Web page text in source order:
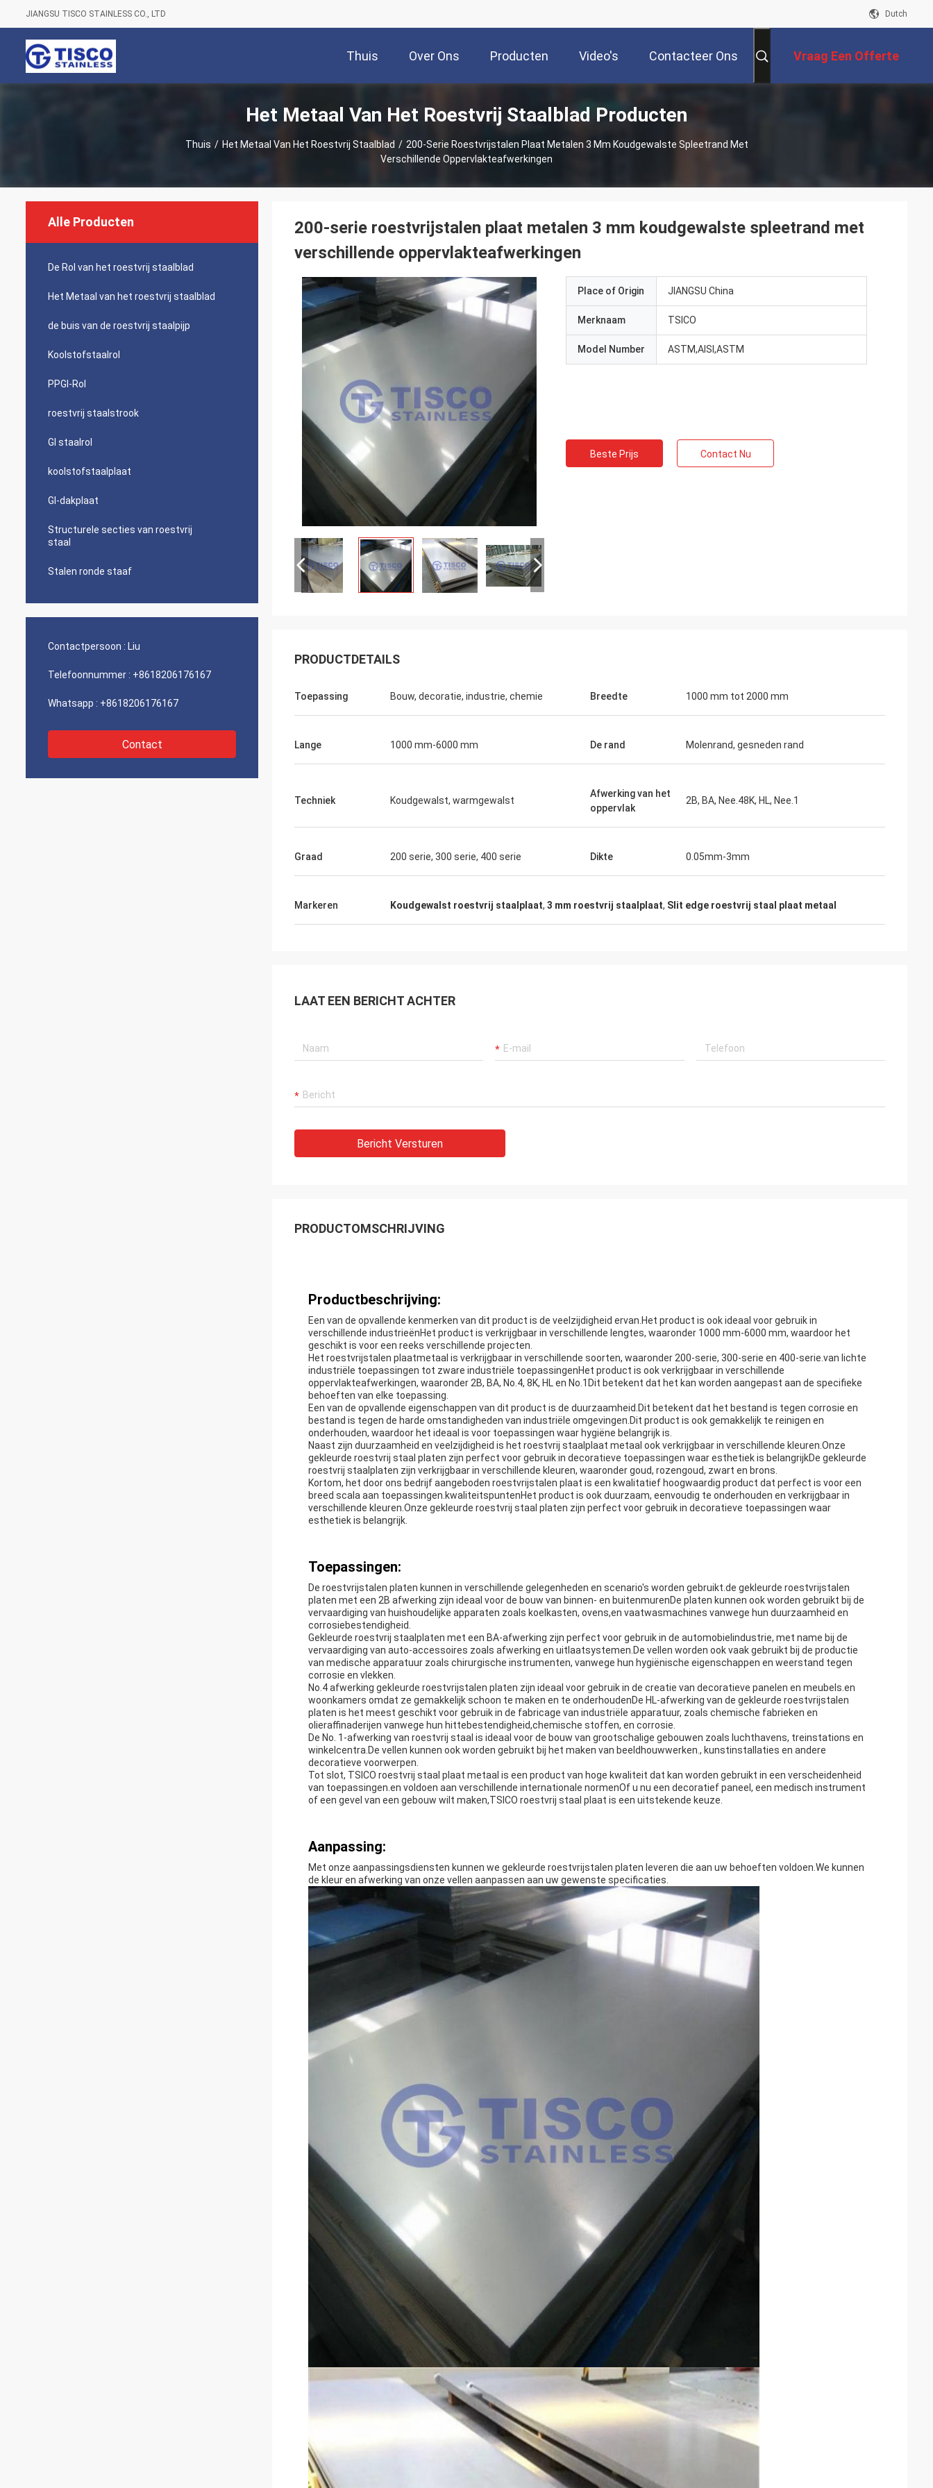
JIANGSU TISCO STAINLESS CO., LTD Dutch
Thuis Over Ons Producten Video's Contacteer Ons Vraag Een Offerte
Het Metaal Van Het Roestvrij Staalblad Producten
Thuis / Het Metaal Van Het Roestvrij Staalblad / 200-Serie Roestvrijstalen Plaat Metalen 3 Mm Koudgewalste Spleetrand Met
Verschillende Oppervlakteafwerkingen
Alle Producten
De Rol van het roestvrij staalblad
Het Metaal van het roestvrij staalblad
de buis van de roestvrij staalpijp
Koolstofstaalrol
PPGI-Rol
roestvrij staalstrook
GI staalrol
koolstofstaalplaat
GI-dakplaat
Structurele secties van roestvrij
staal
Stalen ronde staaf
Contactpersoon : Liu
Telefoonnummer : +8618206176167
Whatsapp : +8618206176167
Contact
200-serie roestvrijstalen plaat metalen 3 mm koudgewalste spleetrand met
verschillende oppervlakteafwerkingen
Place of Origin JIANGSU China
Merknaam TSICO
Model Number ASTM,AISI,ASTM
Beste Prijs Contact Nu
PRODUCTDETAILS
Toepassing Bouw, decoratie, industrie, chemie Breedte 1000 mm tot 2000 mm
Lange 1000 mm-6000 mm De rand Molenrand, gesneden rand
Techniek Koudgewalst, warmgewalst
Afwerking van het
oppervlak
2B, BA, Nee.48K, HL, Nee.1
Graad 200 serie, 300 serie, 400 serie Dikte 0.05mm-3mm
Markeren Koudgewalst roestvrij staalplaat, 3 mm roestvrij staalplaat, Slit edge roestvrij staal plaat metaal
LAAT EEN BERICHT ACHTER
Bericht Versturen
PRODUCTOMSCHRIJVING
Productbeschrijving:
Een van de opvallende kenmerken van dit product is de veelzijdigheid ervan.Het product is ook ideaal voor gebruik in
verschillende industrieënHet product is verkrijgbaar in verschillende lengtes, waaronder 1000 mm-6000 mm, waardoor het
geschikt is voor een reeks verschillende projecten.
Het roestvrijstalen plaatmetaal is verkrijgbaar in verschillende soorten, waaronder 200-serie, 300-serie en 400-serie.van lichte
industriële toepassingen tot zware industriële toepassingenHet product is ook verkrijgbaar in verschillende
oppervlakteafwerkingen, waaronder 2B, BA, No.4, 8K, HL en No.1Dit betekent dat het kan worden aangepast aan de specifieke
behoeften van elke toepassing.
Een van de opvallende eigenschappen van dit product is de duurzaamheid.Dit betekent dat het bestand is tegen corrosie en
bestand is tegen de harde omstandigheden van industriële omgevingen.Dit product is ook gemakkelijk te reinigen en
onderhouden, waardoor het ideaal is voor toepassingen waar hygiëne belangrijk is.
Naast zijn duurzaamheid en veelzijdigheid is het roestvrij staalplaat metaal ook verkrijgbaar in verschillende kleuren.Onze
gekleurde roestvrij staal platen zijn perfect voor gebruik in decoratieve toepassingen waar esthetiek is belangrijkDe gekleurde
roestvrij staalplaten zijn verkrijgbaar in verschillende kleuren, waaronder goud, rozengoud, zwart en brons.
Kortom, het door ons bedrijf aangeboden roestvrijstalen plaat is een kwalitatief hoogwaardig product dat perfect is voor een
breed scala aan toepassingen.kwaliteitspuntenHet product is ook duurzaam, eenvoudig te onderhouden en verkrijgbaar in
verschillende kleuren.Onze gekleurde roestvrij staal platen zijn perfect voor gebruik in decoratieve toepassingen waar
esthetiek is belangrijk.
Toepassingen:
De roestvrijstalen platen kunnen in verschillende gelegenheden en scenario's worden gebruikt.de gekleurde roestvrijstalen
platen met een 2B afwerking zijn ideaal voor de bouw van binnen- en buitenmurenDe platen kunnen ook worden gebruikt bij de
vervaardiging van huishoudelijke apparaten zoals koelkasten, ovens,en vaatwasmachines vanwege hun duurzaamheid en
corrosiebestendigheid.
Gekleurde roestvrij staalplaten met een BA-afwerking zijn perfect voor gebruik in de automobielindustrie, met name bij de
vervaardiging van auto-accessoires zoals afwerking en uitlaatsystemen.De vellen worden ook vaak gebruikt bij de productie
van medische apparatuur zoals chirurgische instrumenten, vanwege hun hygiënische eigenschappen en weerstand tegen
corrosie en vlekken.
No.4 afwerking gekleurde roestvrijstalen platen zijn ideaal voor gebruik in de creatie van decoratieve panelen en meubels.en
woonkamers omdat ze gemakkelijk schoon te maken en te onderhoudenDe HL-afwerking van de gekleurde roestvrijstalen
platen is het meest geschikt voor gebruik in de fabricage van industriële apparatuur, zoals chemische fabrieken en
olieraffinaderijen vanwege hun hittebestendigheid,chemische stoffen, en corrosie.
De No. 1-afwerking van roestvrij staal is ideaal voor de bouw van grootschalige gebouwen zoals luchthavens, treinstations en
winkelcentra.De vellen kunnen ook worden gebruikt bij het maken van beeldhouwwerken., kunstinstallaties en andere
decoratieve voorwerpen.
Tot slot, TSICO roestvrij staal plaat metaal is een product van hoge kwaliteit dat kan worden gebruikt in een verscheidenheid
van toepassingen.en voldoen aan verschillende internationale normenOf u nu een decoratief paneel, een medisch instrument
of een gevel van een gebouw wilt maken,TSICO roestvrij staal plaat is een uitstekende keuze.
Aanpassing:
Met onze aanpassingsdiensten kunnen we gekleurde roestvrijstalen platen leveren die aan uw behoeften voldoen.We kunnen
de kleur en afwerking van onze vellen aanpassen aan uw gewenste specificaties.